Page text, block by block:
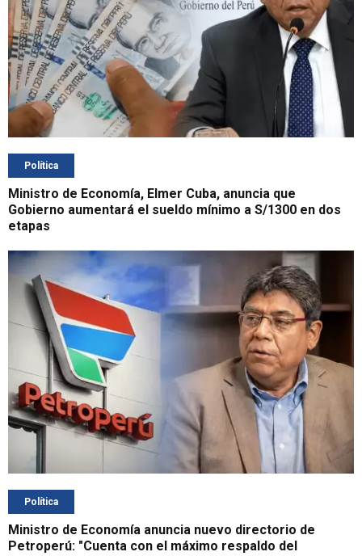
Política
Ministro de Economía, Elmer Cuba, anuncia que
Gobierno aumentará el sueldo mínimo a S/1300 en dos
etapas
Política
Ministro de Economía anuncia nuevo directorio de
Petroperú: "Cuenta con el máximo respaldo del